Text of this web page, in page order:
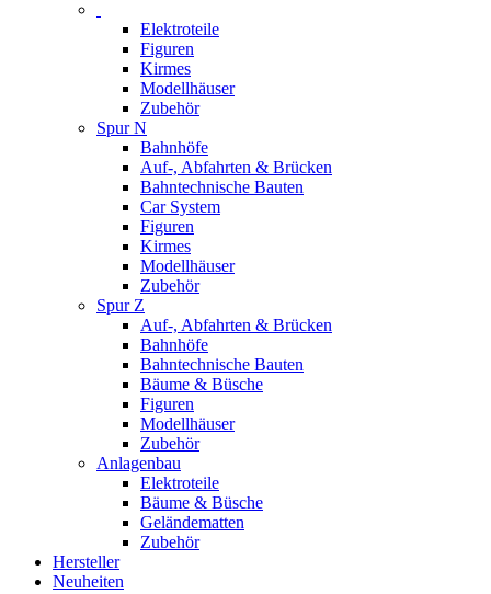
Elektroteile
Figuren
Kirmes
Modellhäuser
Zubehör
Spur N
Bahnhöfe
Auf-, Abfahrten & Brücken
Bahntechnische Bauten
Car System
Figuren
Kirmes
Modellhäuser
Zubehör
Spur Z
Auf-, Abfahrten & Brücken
Bahnhöfe
Bahntechnische Bauten
Bäume & Büsche
Figuren
Modellhäuser
Zubehör
Anlagenbau
Elektroteile
Bäume & Büsche
Geländematten
Zubehör
Hersteller
Neuheiten